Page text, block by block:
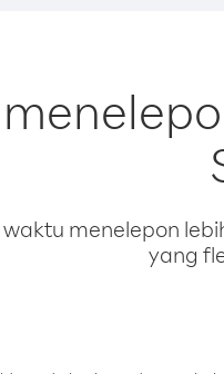
menelepon
yang